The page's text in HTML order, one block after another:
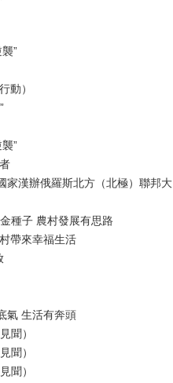
”
動）
”
漢辦俄羅斯北方（北極）聯邦大
種子 農村發展有思路
帶來幸福生活
氣 生活有奔頭
聞）
聞）
聞）